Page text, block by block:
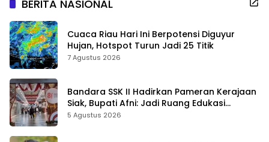
BERITA NASIONAL
Cuaca Riau Hari Ini Berpotensi Diguyur
Hujan, Hotspot Turun Jadi 25 Titik
7 Agustus 2026
Bandara SSK II Hadirkan Pameran Kerajaan
Siak, Bupati Afni: Jadi Ruang Edukasi
Sejarah Riau
5 Agustus 2026